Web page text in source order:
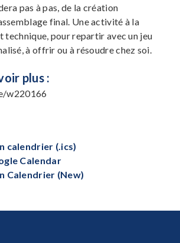
pas à pas, de la création
final. Une activité à la
technique, pour repartir avec un jeu
à offrir ou à résoudre chez soi.
plus :
w220166
calendrier (.ics)
Calendar
Calendrier (New)